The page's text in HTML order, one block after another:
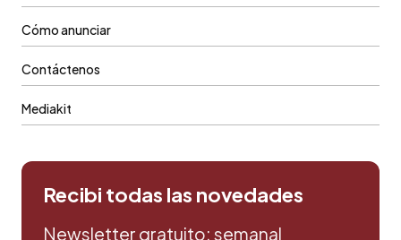
Cómo anunciar
Contáctenos
Mediakit
Recibi todas las novedades
Newsletter gratuito: semanal